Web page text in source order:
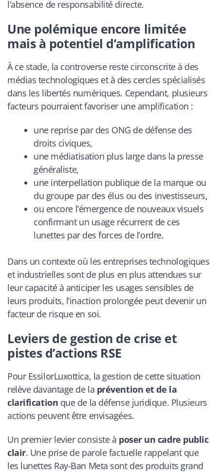
l’absence de responsabilité directe.
Une polémique encore limitée
mais à potentiel d’amplification
À ce stade, la controverse reste circonscrite à des
médias technologiques et à des cercles spécialisés
dans les libertés numériques. Cependant, plusieurs
facteurs pourraient favoriser une amplification :
une reprise par des ONG de défense des
droits civiques,
une médiatisation plus large dans la presse
généraliste,
une interpellation publique de la marque ou
du groupe par des élus ou des investisseurs,
ou encore l’émergence de nouveaux visuels
confirmant un usage récurrent de ces
lunettes par des forces de l’ordre.
Dans un contexte où les entreprises technologiques
et industrielles sont de plus en plus attendues sur
leur capacité à anticiper les usages sensibles de
leurs produits, l’inaction prolongée peut devenir un
facteur de risque en soi.
Leviers de gestion de crise et
pistes d’actions RSE
Pour EssilorLuxottica, la gestion de cette situation
relève davantage de la prévention et de la
clarification que de la défense juridique. Plusieurs
actions peuvent être envisagées.
Un premier levier consiste à poser un cadre public
clair. Une prise de parole factuelle rappelant que
les lunettes Ray-Ban Meta sont des produits grand